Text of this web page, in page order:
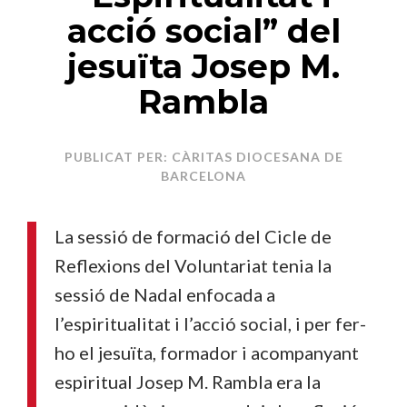
acció social” del
jesuïta Josep M.
Rambla
PUBLICAT PER: CÀRITAS DIOCESANA DE
BARCELONA
La sessió de formació del Cicle de
Reflexions del Voluntariat tenia la
sessió de Nadal enfocada a
l’espiritualitat i l’acció social, i per fer-
ho el jesuïta, formador i acompanyant
espiritual Josep M. Rambla era la